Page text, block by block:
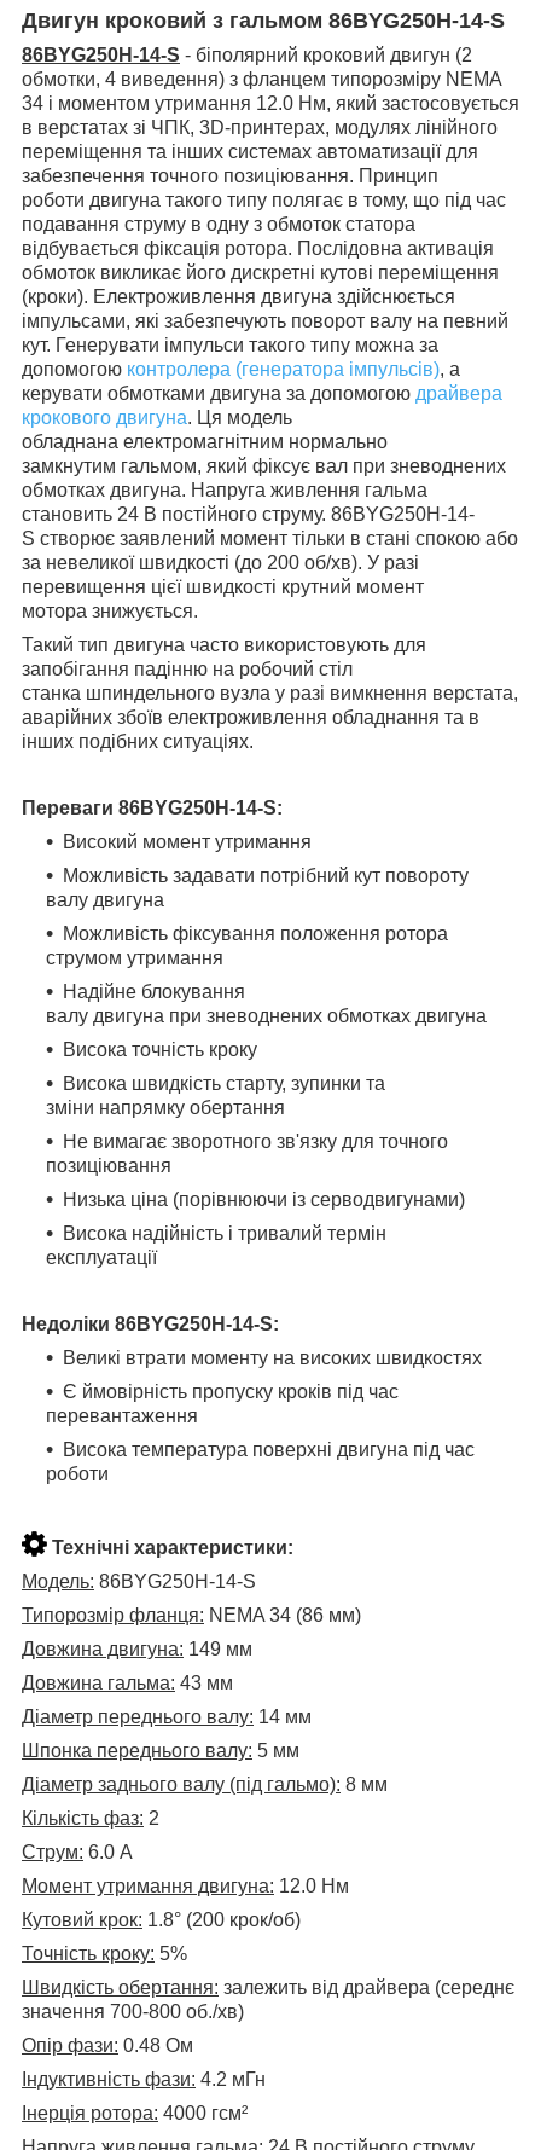
Двигун кроковий з гальмом 86BYG250H-14-S
86BYG250H-14-S - біполярний кроковий двигун (2
обмотки, 4 виведення) з фланцем типорозміру NEMA
34 і моментом утримання 12.0 Нм, який застосовується
в верстатах зі ЧПК, 3D-принтерах, модулях лінійного
переміщення та інших системах автоматизації для
забезпечення точного позиціювання. Принцип
роботи двигуна такого типу полягає в тому, що під час
подавання струму в одну з обмоток статора
відбувається фіксація ротора. Послідовна активація
обмоток викликає його дискретні кутові переміщення
(кроки). Електроживлення двигуна здійснюється
імпульсами, які забезпечують поворот валу на певний
кут. Генерувати імпульси такого типу можна за
допомогою контролера (генератора імпульсів), а
керувати обмотками двигуна за допомогою драйвера
крокового двигуна. Ця модель
обладнана електромагнітним нормально
замкнутим гальмом, який фіксує вал при зневоднених
обмотках двигуна. Напруга живлення гальма
становить 24 В постійного струму. 86BYG250H-14-
S створює заявлений момент тільки в стані спокою або
за невеликої швидкості (до 200 об/хв). У разі
перевищення цієї швидкості крутний момент
мотора знижується.
Такий тип двигуна часто використовують для
запобігання падінню на робочий стіл
станка шпиндельного вузла у разі вимкнення верстата,
аварійних збоїв електроживлення обладнання та в
інших подібних ситуаціях.
Переваги 86BYG250H-14-S:
Високий момент утримання
Можливість задавати потрібний кут повороту
валу двигуна
Можливість фіксування положення ротора
струмом утримання
Надійне блокування
валу двигуна при зневоднених обмотках двигуна
Висока точність кроку
Висока швидкість старту, зупинки та
зміни напрямку обертання
Не вимагає зворотного зв'язку для точного
позиціювання
Низька ціна (порівнюючи із серводвигунами)
Висока надійність і тривалий термін
експлуатації
Недоліки 86BYG250H-14-S:
Великі втрати моменту на високих швидкостях
Є ймовірність пропуску кроків під час
перевантаження
Висока температура поверхні двигуна під час
роботи
Технічні характеристики:
Модель: 86BYG250H-14-S
Типорозмір фланця: NEMA 34 (86 мм)
Довжина двигуна: 149 мм
Довжина гальма: 43 мм
Діаметр переднього валу: 14 мм
Шпонка переднього валу: 5 мм
Діаметр заднього валу (під гальмо): 8 мм
Кількість фаз: 2
Струм: 6.0 А
Момент утримання двигуна: 12.0 Нм
Кутовий крок: 1.8° (200 крок/об)
Точність кроку: 5%
Швидкість обертання: залежить від драйвера (середнє
значення 700-800 об./хв)
Опір фази: 0.48 Ом
Індуктивність фази: 4.2 мГн
Інерція ротора: 4000 гсм²